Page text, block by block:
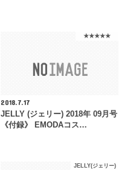
★★★★★
2018.7.17
JELLY (ジェリー) 2018年 09月号
《付録》 EMODAコス…
JELLY(ジェリー)